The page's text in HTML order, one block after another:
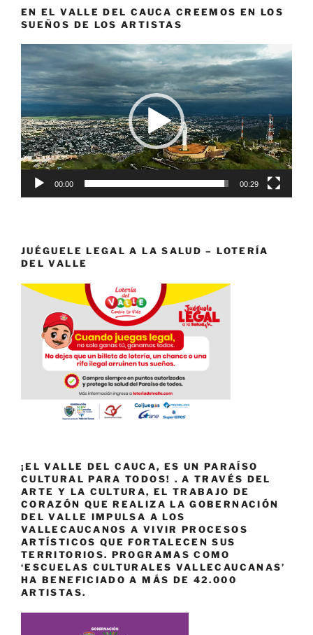
EN EL VALLE DEL CAUCA CREEMOS EN LOS
SUEÑOS DE LOS ARTISTAS
Reproductor
de
vídeo
00:00 00:29
JUÉGUELE LEGAL A LA SALUD – LOTERÍA
DEL VALLE
¡EL VALLE DEL CAUCA, ES UN PARAÍSO
CULTURAL PARA TODOS! . A TRAVÉS DEL
ARTE Y LA CULTURA, EL TRABAJO DE
CORAZÓN QUE REALIZA LA GOBERNACIÓN
DEL VALLE IMPULSA A LOS
VALLECAUCANOS A VIVIR PROCESOS
ARTÍSTICOS QUE FORTALECEN SUS
TERRITORIOS. PROGRAMAS COMO
‘ESCUELAS CULTURALES VALLECAUCANAS’
HA BENEFICIADO A MÁS DE 42.000
ARTISTAS.